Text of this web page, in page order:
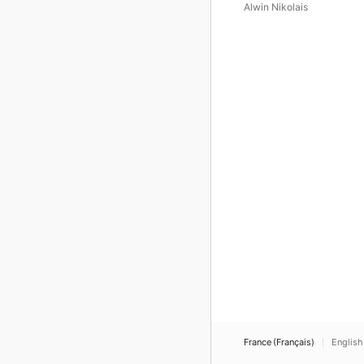
Alwin Nikolais
France (Français)